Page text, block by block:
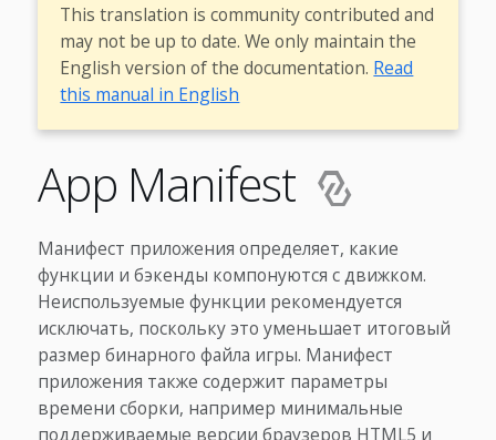
This translation is community contributed and
may not be up to date. We only maintain the
English version of the documentation. Read
this manual in English
App Manifest
Манифест приложения определяет, какие
функции и бэкенды компонуются с движком.
Неиспользуемые функции рекомендуется
исключать, поскольку это уменьшает итоговый
размер бинарного файла игры. Манифест
приложения также содержит параметры
времени сборки, например минимальные
поддерживаемые версии браузеров HTML5 и